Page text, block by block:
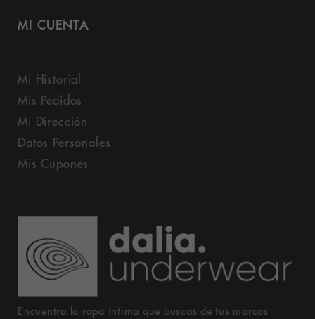
MI CUENTA
Mi Historial
Mis Pedidos
Mi Dirección
Datos Personales
Mis Cupones
Encuentra la ropa íntima que buscas de tus marcas